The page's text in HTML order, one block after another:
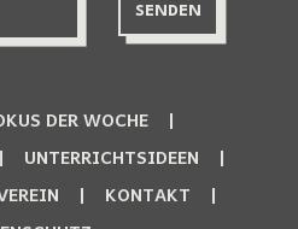
DER WOCHE
UNTERRICHTSIDEEN
KONTAKT